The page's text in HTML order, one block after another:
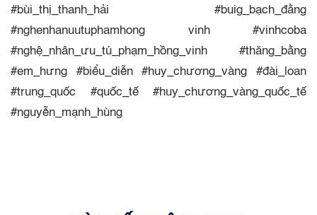
#bùi_thị_thanh_hải #buig_bạch_đằng
#nghenhanuutuphamhong vinh #vinhcoba
#nghệ_nhân_ưu_tú_phạm_hồng_vinh #thăng_bằng
#em_hưng #biểu_diễn #huy_chương_vàng #đài_loan
#trung_quốc #quốc_tế #huy_chương_vàng_quốc_tế
#nguyễn_mạnh_hùng